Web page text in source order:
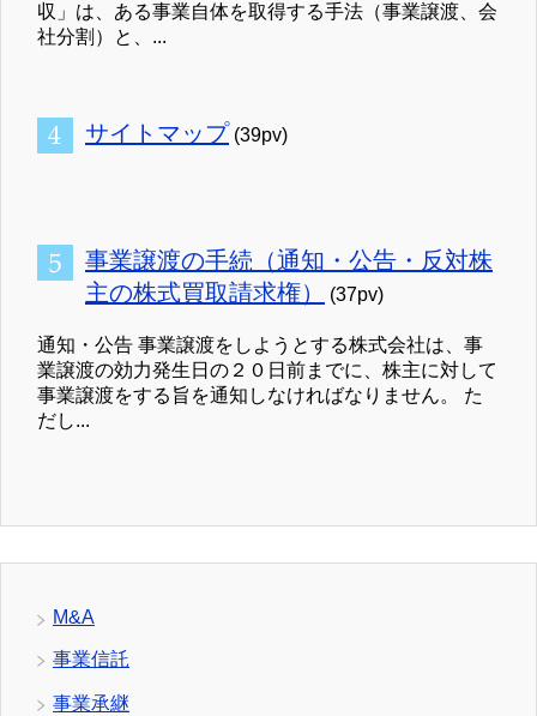
収」は、ある事業自体を取得する手法（事業譲渡、会
社分割）と、...
サイトマップ (39pv)
事業譲渡の手続（通知・公告・反対株
主の株式買取請求権）
(37pv)
通知・公告 事業譲渡をしようとする株式会社は、事
業譲渡の効力発生日の２０日前までに、株主に対して
事業譲渡をする旨を通知しなければなりません。 た
だし...
M&A
事業信託
事業承継